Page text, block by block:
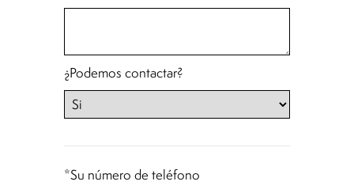
¿Podemos contactar?
*Su número de teléfono